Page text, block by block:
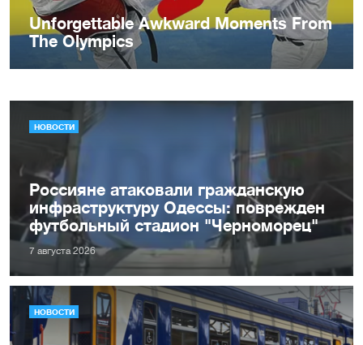
НОВОСТИ
Россияне атаковали гражданскую
инфраструктуру Одессы: поврежден
футбольный стадион "Черноморец"
7 августа 2026
НОВОСТИ